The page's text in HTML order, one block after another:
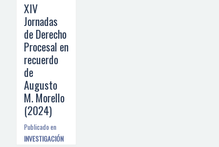
XIV
Jornadas
de Derecho
Procesal en
recuerdo
de
Augusto
M. Morello
(2024)
Publicado en
INVESTIGACIÓN